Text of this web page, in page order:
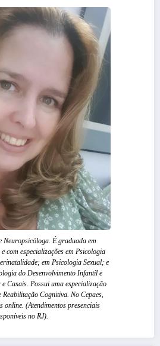
Neuropsicóloga. É graduada em
com especializações em Psicologia
em Psicologia Sexual; e
do Desenvolvimento Infantil e
Casais. Possui uma especialização
Reabilitação Cognitiva. No Cepaes,
online. (Atendimentos presenciais
no RJ).